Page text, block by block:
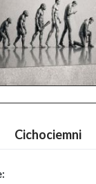
Cichociemni